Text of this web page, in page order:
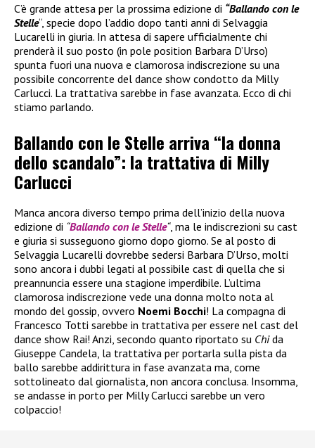
C’è grande attesa per la prossima edizione di “Ballando con le
Stelle“, specie dopo l’addio dopo tanti anni di Selvaggia
Lucarelli in giuria. In attesa di sapere ufficialmente chi
prenderà il suo posto (in pole position Barbara D’Urso)
spunta fuori una nuova e clamorosa indiscrezione su una
possibile concorrente del dance show condotto da Milly
Carlucci. La trattativa sarebbe in fase avanzata. Ecco di chi
stiamo parlando.
Ballando con le Stelle arriva “la donna
dello scandalo”: la trattativa di Milly
Carlucci
Manca ancora diverso tempo prima dell’inizio della nuova
edizione di “Ballando con le Stelle“, ma le indiscrezioni su cast
e giuria si susseguono giorno dopo giorno. Se al posto di
Selvaggia Lucarelli dovrebbe sedersi Barbara D’Urso, molti
sono ancora i dubbi legati al possibile cast di quella che si
preannuncia essere una stagione imperdibile. L’ultima
clamorosa indiscrezione vede una donna molto nota al
mondo del gossip, ovvero Noemi Bocchi! La compagna di
Francesco Totti sarebbe in trattativa per essere nel cast del
dance show Rai! Anzi, secondo quanto riportato su Chida
Giuseppe Candela, la trattativa per portarla sulla pista da
ballo sarebbe addirittura in fase avanzata ma, come
sottolineato dal giornalista, non ancora conclusa. Insomma,
se andasse in porto per Milly Carlucci sarebbe un vero
colpaccio!